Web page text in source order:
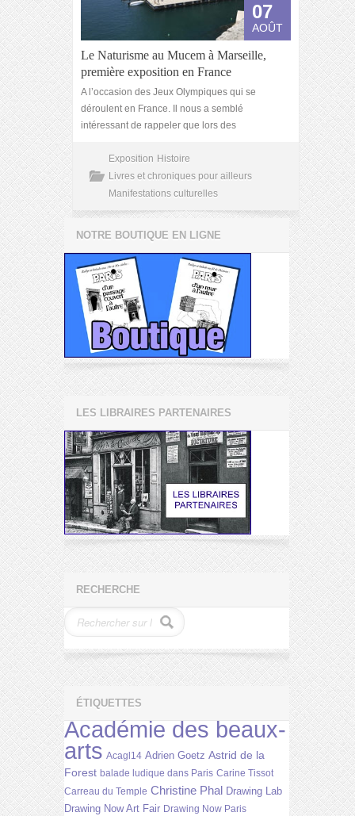
07
AOÛT
Le Naturisme au Mucem à Marseille,
première exposition en France
A l’occasion des Jeux Olympiques qui se
déroulent en France. Il nous a semblé
intéressant de rappeler que lors des
Exposition Histoire
Livres et chroniques pour ailleurs
Manifestations culturelles
NOTRE BOUTIQUE EN LIGNE
LES LIBRAIRES PARTENAIRES
RECHERCHE
ÉTIQUETTES
Académie des beaux-
arts Acagl14 Adrien Goetz Astrid de la
Forest balade ludique dans Paris Carine Tissot
Carreau du Temple Christine Phal Drawing Lab
Drawing Now Art Fair Drawing Now Paris